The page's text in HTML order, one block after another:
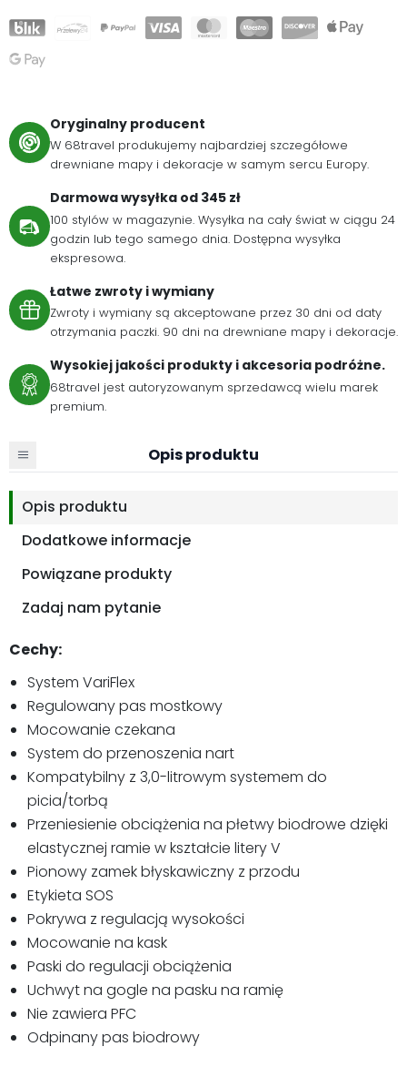
Oryginalny producent
W 68travel produkujemy najbardziej szczegółowe
drewniane mapy i dekoracje w samym sercu Europy.
Darmowa wysyłka od 345 zł
100 stylów w magazynie. Wysyłka na cały świat w ciągu 24
godzin lub tego samego dnia. Dostępna wysyłka
ekspresowa.
Łatwe zwroty i wymiany
Zwroty i wymiany są akceptowane przez 30 dni od daty
otrzymania paczki. 90 dni na drewniane mapy i dekoracje.
Wysokiej jakości produkty i akcesoria podróżne.
68travel jest autoryzowanym sprzedawcą wielu marek
premium.
Opis produktu
Opis produktu
Dodatkowe informacje
Powiązane produkty
Zadaj nam pytanie
Cechy:
System VariFlex
Regulowany pas mostkowy
Mocowanie czekana
System do przenoszenia nart
Kompatybilny z 3,0-litrowym systemem do
picia/torbą
Przeniesienie obciążenia na płetwy biodrowe dzięki
elastycznej ramie w kształcie litery V
Pionowy zamek błyskawiczny z przodu
Etykieta SOS
Pokrywa z regulacją wysokości
Mocowanie na kask
Paski do regulacji obciążenia
Uchwyt na gogle na pasku na ramię
Nie zawiera PFC
Odpinany pas biodrowy